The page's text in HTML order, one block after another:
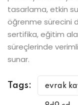
tasarlama, etkin
öğrenme sürecini
sertifika, eğitim
süreçlerinde
sunar.
Tags: evrak